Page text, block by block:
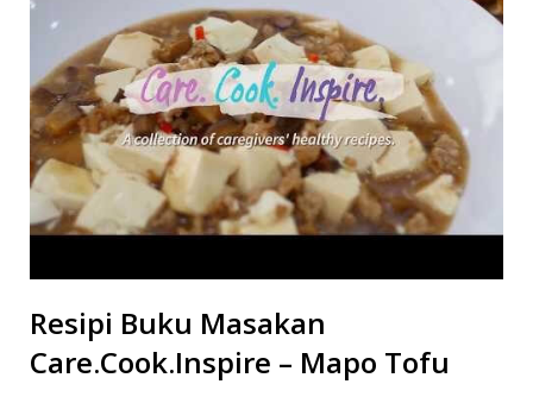
Resipi Buku Masakan
Care.Cook.Inspire – Mapo Tofu